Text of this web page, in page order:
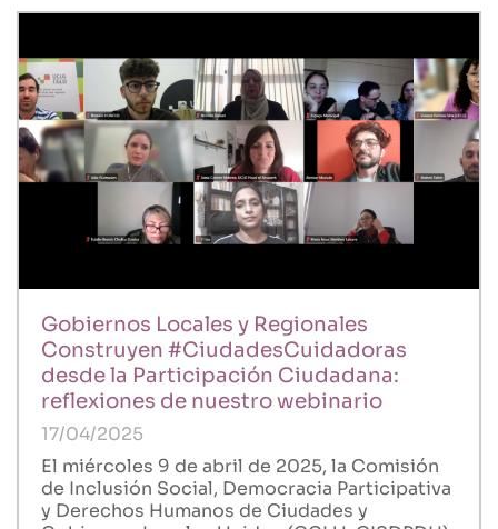
Gobiernos Locales y Regionales
Construyen #CiudadesCuidadoras
desde la Participación Ciudadana:
reflexiones de nuestro webinario
17/04/2025
El miércoles 9 de abril de 2025, la Comisión
de Inclusión Social, Democracia Participativa
y Derechos Humanos de Ciudades y